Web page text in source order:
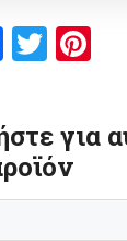
Facebook
Twitter
για